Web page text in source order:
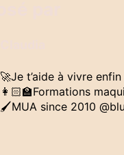
🚀Je t’aide à vivre
👩🏻‍🏫Formations
🖌MUA since 2010